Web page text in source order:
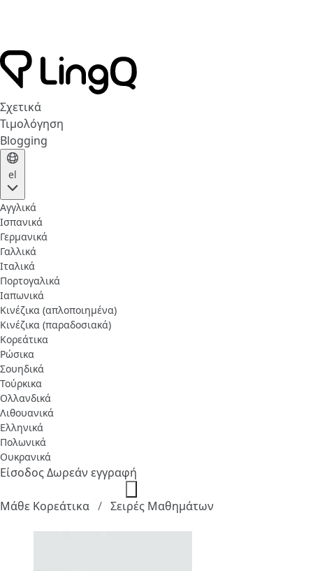
Σχετικά
Τιμολόγηση
Blogging
el
Αγγλικά
Ισπανικά
Γερμανικά
Γαλλικά
Ιταλικά
Πορτογαλικά
Ιαπωνικά
Κινέζικα (απλοποιημένα)
Κινέζικα (παραδοσιακά)
Κορεάτικα
Ρώσικα
Σουηδικά
Τούρκικα
Ολλανδικά
Λιθουανικά
Ελληνικά
Πολωνικά
Ουκρανικά
ΕίσοδοςΔωρεάν εγγραφή
Μάθε Κορεάτικα Σειρές Μαθημάτων